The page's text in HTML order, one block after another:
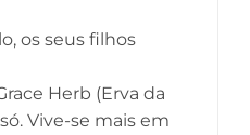
os seus filhos
Herb (Erva da
Vive-se mais em